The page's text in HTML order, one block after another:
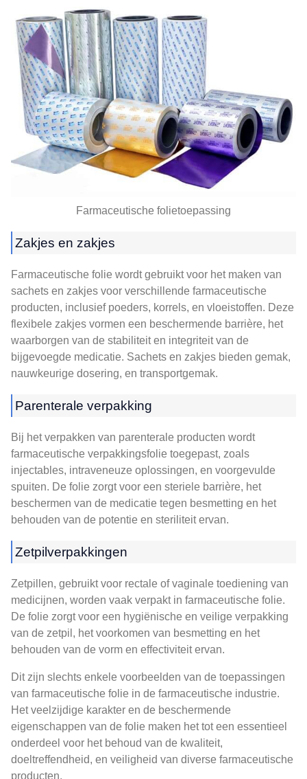
Farmaceutische folietoepassing
Zakjes en zakjes
Farmaceutische folie wordt gebruikt voor het maken van
sachets en zakjes voor verschillende farmaceutische
producten, inclusief poeders, korrels, en vloeistoffen. Deze
flexibele zakjes vormen een beschermende barrière, het
waarborgen van de stabiliteit en integriteit van de
bijgevoegde medicatie. Sachets en zakjes bieden gemak,
nauwkeurige dosering, en transportgemak.
Parenterale verpakking
Bij het verpakken van parenterale producten wordt
farmaceutische verpakkingsfolie toegepast, zoals
injectables, intraveneuze oplossingen, en voorgevulde
spuiten. De folie zorgt voor een steriele barrière, het
beschermen van de medicatie tegen besmetting en het
behouden van de potentie en steriliteit ervan.
Zetpilverpakkingen
Zetpillen, gebruikt voor rectale of vaginale toediening van
medicijnen, worden vaak verpakt in farmaceutische folie.
De folie zorgt voor een hygiënische en veilige verpakking
van de zetpil, het voorkomen van besmetting en het
behouden van de vorm en effectiviteit ervan.
Dit zijn slechts enkele voorbeelden van de toepassingen
van farmaceutische folie in de farmaceutische industrie.
Het veelzijdige karakter en de beschermende
eigenschappen van de folie maken het tot een essentieel
onderdeel voor het behoud van de kwaliteit,
doeltreffendheid, en veiligheid van diverse farmaceutische
producten.